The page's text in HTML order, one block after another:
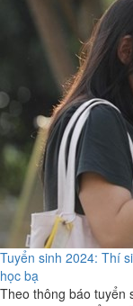
Tuyển sinh 2024: Thí
học bạ
Theo thông báo tuyển